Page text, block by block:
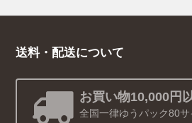
送料・配送について
お買い物10,000円
全国一律ゆうパック80サ